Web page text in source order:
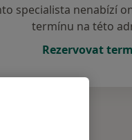
specialista nenabízí
termínu na této
Rezervovat